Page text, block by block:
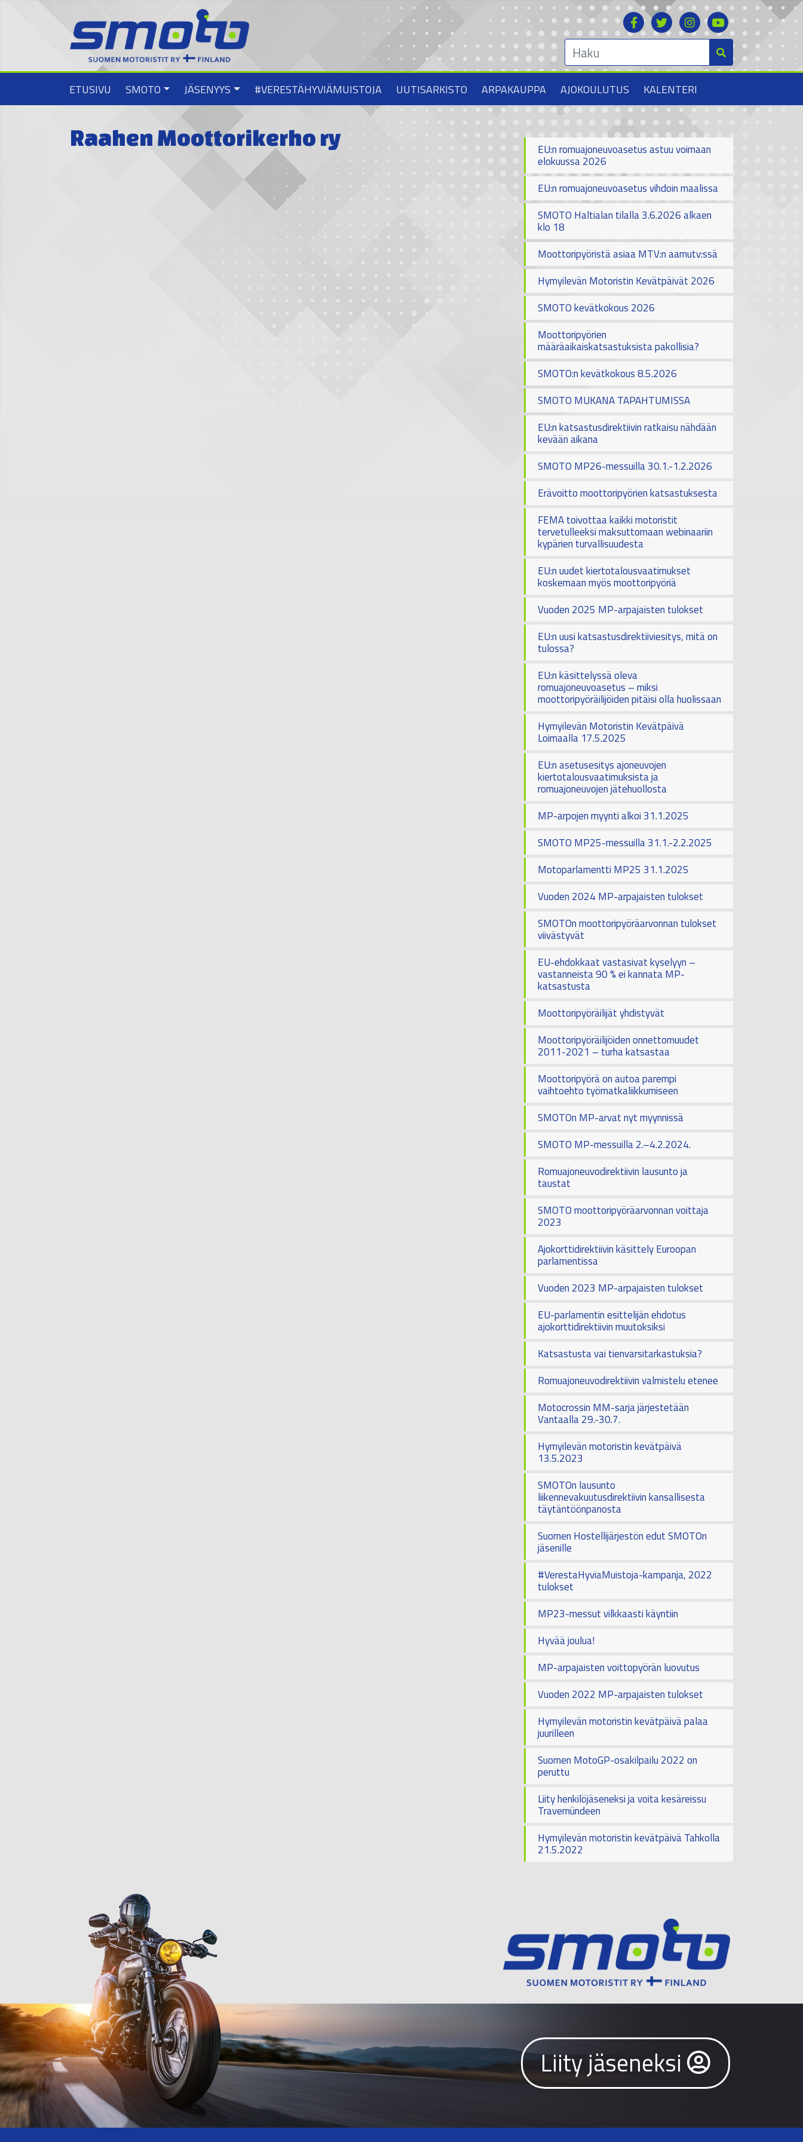
ETUSIVU SMOTO JÄSENYYS #VERESTÄHYVIÄMUISTOJA UUTISARKISTO ARPAKAUPPA AJOKOULUTUS KALENTERI
Raahen Moottorikerho ry EU:n romuajoneuvoasetus astuu voimaan
elokuussa 2026
EU:n romuajoneuvoasetus vihdoin maalissa
SMOTO Haltialan tilalla 3.6.2026 alkaen
klo 18
Moottoripyöristä asiaa MTV:n aamutv:ssä
Hymyilevän Motoristin Kevätpäivät 2026
SMOTO kevätkokous 2026
Moottoripyörien
määräaikaiskatsastuksista pakollisia?
SMOTO:n kevätkokous 8.5.2026
SMOTO MUKANA TAPAHTUMISSA
EU:n katsastusdirektiivin ratkaisu nähdään
kevään aikana
SMOTO MP26-messuilla 30.1.-1.2.2026
Erävoitto moottoripyörien katsastuksesta
FEMA toivottaa kaikki motoristit
tervetulleeksi maksuttomaan webinaariin
kypärien turvallisuudesta
EU:n uudet kiertotalousvaatimukset
koskemaan myös moottoripyöriä
Vuoden 2025 MP-arpajaisten tulokset
EU:n uusi katsastusdirektiiviesitys, mitä on
tulossa?
EU:n käsittelyssä oleva
romuajoneuvoasetus – miksi
moottoripyöräilijöiden pitäisi olla huolissaan
Hymyilevän Motoristin Kevätpäivä
Loimaalla 17.5.2025
EU:n asetusesitys ajoneuvojen
kiertotalousvaatimuksista ja
romuajoneuvojen jätehuollosta
MP-arpojen myynti alkoi 31.1.2025
SMOTO MP25-messuilla 31.1.-2.2.2025
Motoparlamentti MP25 31.1.2025
Vuoden 2024 MP-arpajaisten tulokset
SMOTOn moottoripyöräarvonnan tulokset
viivästyvät
EU-ehdokkaat vastasivat kyselyyn –
vastanneista 90 % ei kannata MP-
katsastusta
Moottoripyöräilijät yhdistyvät
Moottoripyöräilijöiden onnettomuudet
2011-2021 – turha katsastaa
Moottoripyörä on autoa parempi
vaihtoehto työmatkaliikkumiseen
SMOTOn MP-arvat nyt myynnissä
SMOTO MP-messuilla 2.–4.2.2024.
Romuajoneuvodirektiivin lausunto ja
taustat
SMOTO moottoripyöräarvonnan voittaja
2023
Ajokorttidirektiivin käsittely Euroopan
parlamentissa
Vuoden 2023 MP-arpajaisten tulokset
EU-parlamentin esittelijän ehdotus
ajokorttidirektiivin muutoksiksi
Katsastusta vai tienvarsitarkastuksia?
Romuajoneuvodirektiivin valmistelu etenee
Motocrossin MM-sarja järjestetään
Vantaalla 29.-30.7.
Hymyilevän motoristin kevätpäivä
13.5.2023
SMOTOn lausunto
liikennevakuutusdirektiivin kansallisesta
täytäntöönpanosta
Suomen Hostellijärjestön edut SMOTOn
jäsenille
#VerestaHyviaMuistoja-kampanja, 2022
tulokset
MP23-messut vilkkaasti käyntiin
Hyvää joulua!
MP-arpajaisten voittopyörän luovutus
Vuoden 2022 MP-arpajaisten tulokset
Hymyilevän motoristin kevätpäivä palaa
juurilleen
Suomen MotoGP-osakilpailu 2022 on
peruttu
Liity henkilöjäseneksi ja voita kesäreissu
Travemündeen
Hymyilevän motoristin kevätpäivä Tahkolla
21.5.2022
Liity jäseneksi